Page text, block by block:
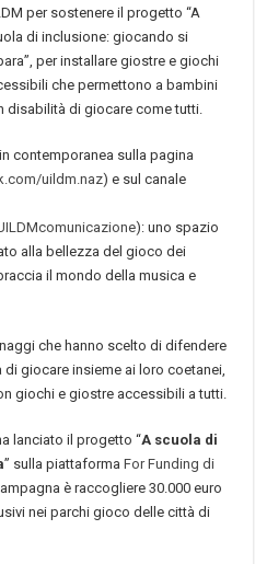
per sostenere il progetto “A
di inclusione: giocando si
per installare giostre e giochi
che permettono a bambini
disabilità di giocare come tutti.
contemporanea sulla pagina
uildm.naz) e sul canale
): uno spazio
alla bellezza del gioco dei
il mondo della musica e
che hanno scelto di difendere
giocare insieme ai loro coetanei,
giochi e giostre accessibili a tutti.
lanciato il progetto “A scuola di
” sulla piattaformaFor Funding di
è raccogliere 30.000 euro
nei parchi gioco delle città di